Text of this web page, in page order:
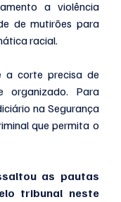
a violência
de mutirões para
racial.
a corte precisa de
organizado. Para
na Segurança
que permita o
as pautas
tribunal neste